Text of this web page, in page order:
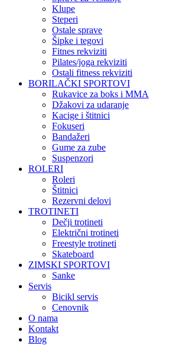
Klupe
Steperi
Ostale sprave
Šipke i tegovi
Fitnes rekviziti
Pilates/joga rekviziti
Ostali fitness rekviziti
BORILAČKI SPORTOVI
Rukavice za boks i MMA
Džakovi za udaranje
Kacige i štitnici
Fokuseri
Bandažeri
Gume za zube
Suspenzori
ROLERI
Roleri
Štitnici
Rezervni delovi
TROTINETI
Dečji trotineti
Električni trotineti
Freestyle trotineti
Skateboard
ZIMSKI SPORTOVI
Sanke
Servis
Bicikl servis
Cenovnik
O nama
Kontakt
Blog